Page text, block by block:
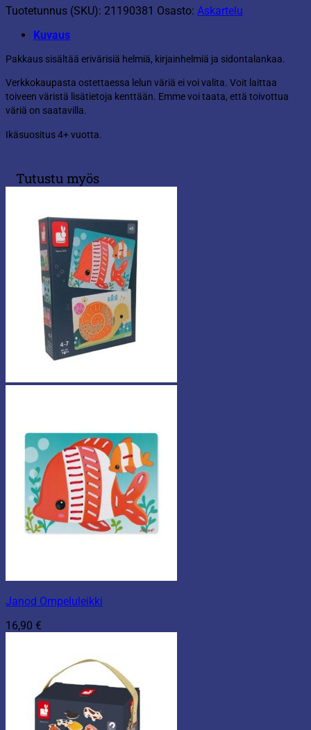
Tuotetunnus (SKU): 21190381 Osasto: Askartelu
Kuvaus
Pakkaus sisältää erivärisiä helmiä, kirjainhelmiä ja sidontalankaa.
Verkkokaupasta ostettaessa lelun väriä ei voi valita. Voit laittaa
toiveen väristä lisätietoja kenttään. Emme voi taata, että toivottua
väriä on saatavilla.
Ikäsuositus 4+ vuotta.
Tutustu myös
Janod Ompeluleikki
16,90 €